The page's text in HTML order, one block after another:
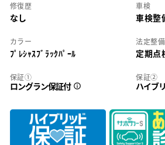
修復歴
なし
車検
車検整
カラー
ﾌﾟﾚｼｬｽﾌﾞﾗｯｸﾊﾟｰﾙ
法定整備
定期点
保証①
ロングラン保証付
保証②
ハイブ